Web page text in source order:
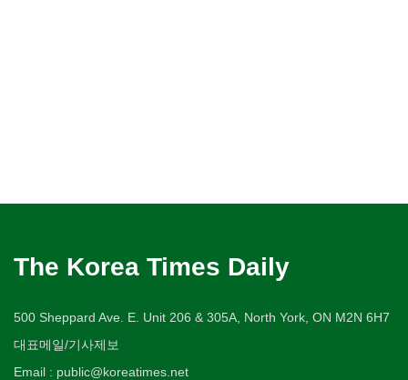
The Korea Times Daily
500 Sheppard Ave. E. Unit 206 & 305A, North York, ON M2N 6H7
대표메일/기사제보
Email : public@koreatimes.net